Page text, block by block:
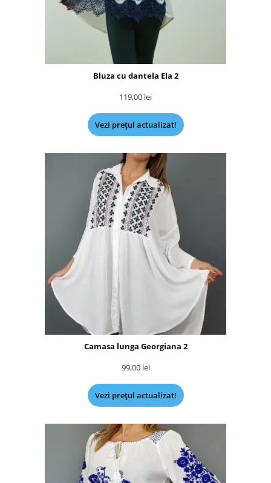
Bluza cu dantela Ela 2
119,00 lei
Vezi prețul actualizat!
Camasa lunga Georgiana 2
99,00 lei
Vezi prețul actualizat!